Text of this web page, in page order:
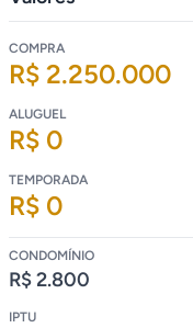
COMPRA
R$ 2.250.000
ALUGUEL
R$ 0
TEMPORADA
R$ 0
CONDOMÍNIO
R$ 2.800
IPTU